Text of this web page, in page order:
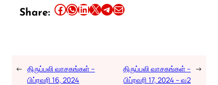
Share: Share this article on Facebook Share this article on WhatsApp Share this article on LinkedIn Share this article on X Share this article on TelegramEmail this Article
← திருப்பலி வாசகங்கள் –
பிப்ரவரி 16, 2024
திருப்பலி வாசகங்கள் –
பிப்ரவரி 17, 2024 – வ2
→